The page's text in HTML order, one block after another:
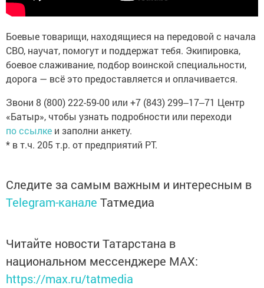
Боевые товарищи, находящиеся на передовой с начала
СВО, научат, помогут и поддержат тебя. Экипировка,
боевое слаживание, подбор воинской специальности,
дорога — всё это предоставляется и оплачивается.
Звони 8 (800) 222-59-00 или +7 (843) 299‒17‒71 Центр
«Батыр», чтобы узнать подробности или переходи
по ссылке и заполни анкету.
* в т.ч. 205 т.р. от предприятий РТ.
Следите за самым важным и интересным в
Telegram-канале Татмедиа
Читайте новости Татарстана в
национальном мессенджере MАХ:
https://max.ru/tatmedia